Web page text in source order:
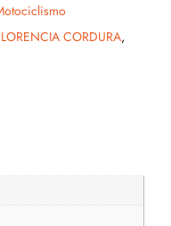
CORDURA,